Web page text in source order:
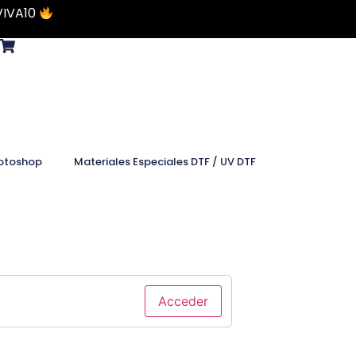
Materiales Especiales DTF / UV DTF
Acceder